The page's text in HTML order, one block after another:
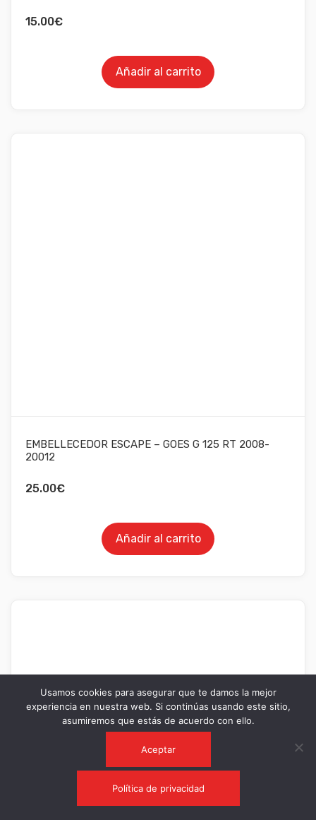
15.00€
Añadir al carrito
EMBELLECEDOR ESCAPE – GOES G 125 RT 2008-
20012
25.00€
Añadir al carrito
Usamos cookies para asegurar que te damos la mejor
experiencia en nuestra web. Si continúas usando este sitio,
asumiremos que estás de acuerdo con ello.
Aceptar
Política de privacidad